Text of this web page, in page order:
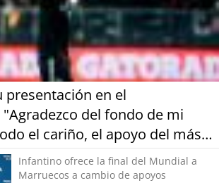
presentación en el
del fondo de mi
el cariño, el apoyo del más
Infantino ofrece la final del Mundial a
Marruecos a cambio de apoyos